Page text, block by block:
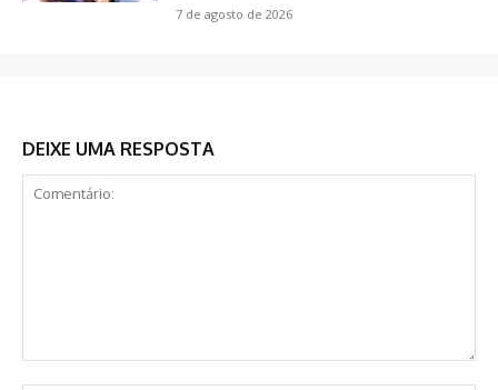
7 de agosto de 2026
DEIXE UMA RESPOSTA